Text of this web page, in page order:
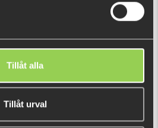
Tillåt alla
Tillåt urval
BESTSELLERS